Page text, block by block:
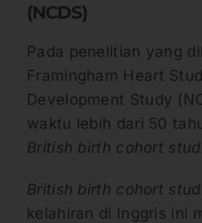
(NCDS)
Pada penelitian yang
Framingham Heart
Development Study
waktu lebih dari 50
British birth cohort
British birth cohort
kelahiran di Inggris ini